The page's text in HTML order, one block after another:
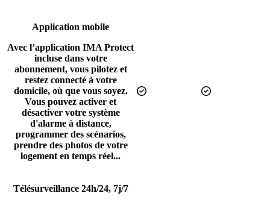
Application mobile
Avec l’application IMA Protect
incluse dans votre
abonnement, vous pilotez et
restez connecté à votre
domicile, où que vous soyez.
Vous pouvez activer et
désactiver votre système
d'alarme à distance,
programmer des scénarios,
prendre des photos de votre
logement en temps réel...
Inclus Inclus
Télésurveillance 24h/24, 7j/7